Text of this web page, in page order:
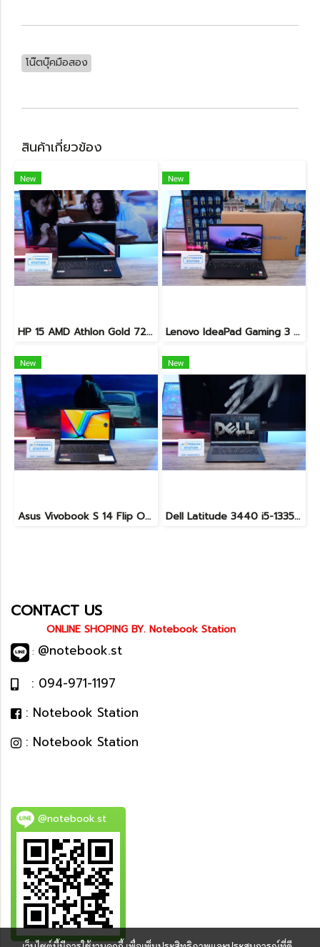
โน๊ตบุ๊คมือสอง
สินค้าเกี่ยวข้อง
New
HP 15 AMD Athlon Gold 7220U Ram8 SSD256 จอ15.6 FHD เครื่องบางเบา เหมาะแก่การพกพา ขายเพียง 7,500 .-
New
Lenovo IdeaPad Gaming 3 Ryzen5-5500H RAM16 RTX2050(4GB) 512GB M.2 จอ15.6 FHD 144Hz สเปคเกมมิ่ง คีย์บอร์ดไฟสีRGB เครื่องพร้อมใช้งาน ราคาเพียง 16,900.-
New
Asus Vivobook S 14 Flip OLED ทัชกรีนหมุนจอ360องศา Ryzen7-7730U Ram24 SSD512GB จอ14 2.8K OLED 90Hz จอภาพสวยคมชัดมาก ดีไซน์สวยทันสมัย ราคา 18,990.-
New
Dell Latitude 3440 i5-1335U Ram8 SSD512 จอ14นิ้ว สเปคดี คีย์บอร์ดไฟ เครื่องประมวลผลไวพร้อมใช้งาน เพียง 13,990.-
CONTACT US
ONLINE SHOPING BY. Notebook Station
: @notebook.st
: 094-971-1197
: Notebook Station
: Notebook Station
@notebook.st